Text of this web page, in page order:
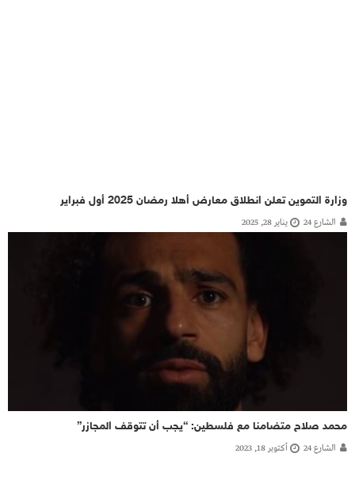
وزارة التموين تعلن انطلاق معارض أهلا رمضان 2025 أول فبراير
الشارع 24 يناير 28, 2025
محمد صلاح متضامنا مع فلسطين: “يجب أن تتوقف المجازر”
الشارع 24 أكتوبر 18, 2023